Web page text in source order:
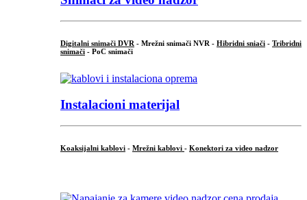
Digitalni snimači DVR - Mrežni snimači NVR - Hibridni sniači - Tribridni
snimači - PoC snimači
Instalacioni materijal
Koaksijalni kablovi - Mrežni kablovi - Konektori za video nadzor